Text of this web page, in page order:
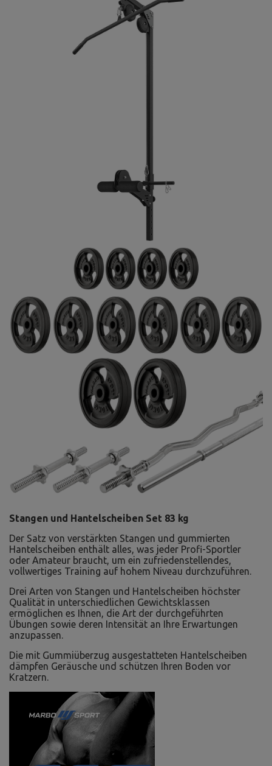
Stangen und Hantelscheiben Set 83 kg
Der Satz von verstärkten Stangen und gummierten
Hantelscheiben enthält alles, was jeder Profi-Sportler
oder Amateur braucht, um ein zufriedenstellendes,
vollwertiges Training auf hohem Niveau durchzuführen.
Drei Arten von Stangen und Hantelscheiben höchster
Qualität in unterschiedlichen Gewichtsklassen
ermöglichen es Ihnen, die Art der durchgeführten
Übungen sowie deren Intensität an Ihre Erwartungen
anzupassen.
Die mit Gummiüberzug ausgestatteten Hantelscheiben
dämpfen Geräusche und schützen Ihren Boden vor
Kratzern.